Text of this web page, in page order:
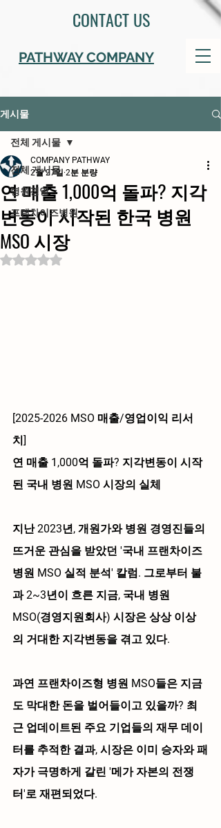
PATHWAY COMPANY
CONTACT US
게시물
전체 게시물
병원경영
프랜차이즈병원
전체 게시물
연 매출 1,000억 돌파? 지각
변동이 시작된 한국 병원
MSO 시장
COMPANY PATHWAY
2월 27일 2분 분량
별점 5점 중 NaN점을 주었습니다.
[2025-2026 MSO 매출/영업이익 리서
치]
연 매출 1,000억 돌파? 지각변동이 시작
된 국내 병원 MSO 시장의 실체
지난 2023년, 개원가와 병원 경영진들의
뜨거운 관심을 받았던 '국내 프랜차이즈
병원 MSO 실적 분석' 칼럼. 그로부터 불
과 2~3년이 흐른 지금, 국내 병원
MSO(경영지원회사) 시장은 상상 이상
의 거대한 지각변동을 겪고 있다.
과연 프랜차이즈형 병원 MSO들은 지금
도 막대한 돈을 벌어들이고 있을까? 최
근 업데이트된 주요 기업들의 재무 데이
터를 추적한 결과, 시장은 이미 승자와 패
자가 극명하게 갈린 '메가 자본의 전쟁
터'로 재편되었다.